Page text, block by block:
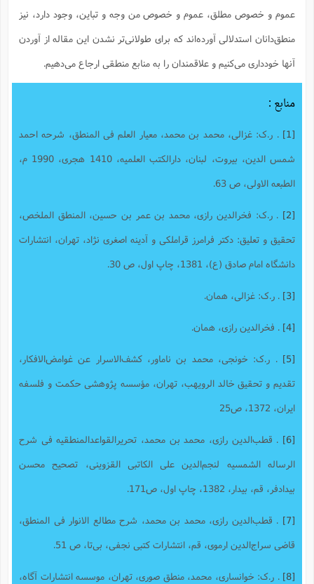
عموم و خصوص مطلق، عموم و خصوص من وجه و تباین، وجود دارد، نیز
منطق‌دانان استدلالی آورده‌اند که برای طولانی‌تر نشدن این مقاله از آوردن
آنها خودداری می‌کنیم و علاقمندان را به منابع منطقی ارجاع می‌دهیم.
منابع :
. ر.ک: غزالی، محمد بن محمد، معیار العلم فی المنطق، شرحه احمد
شمس الدین، بیروت، لبنان، دارالکتب العلمیه، 1410 هجری، 1990 م،
الطبعه الاولی، ص 63.
. ر.ک: فخرالدین رازی، محمد بن عمر بن حسین، المنطق الملخص،
تحقیق و تعلیق: دکتر فرامرز قراملکی و آدینه اصغری نژاد، تهران، انتشارات
دانشگاه امام صادق (ع)، 1381، چاپ اول، ص 30.
. ر.ک: غزالی، همان.
. فخرالدین رازی، همان.
. ر.ک: خونجی، محمد بن ناماور، کشف‌الاسرار عن غوامض‌الافکار‌‫،
تقدیم و تحقیق خالد الرویهب، تهران، مؤسسه پژوهشی حکمت و فلسفه
ایران، 1372، ص25
. ق‍طب‌ال‍دی‍ن‌ رازی‌، م‍ح‍م‍د ب‍ن‌ م‍ح‍م‍د، تحریر‌القواعد‌المنطقیه فی شرح‌
الرساله ‌الشمسیه لنجم‌الدین علی ‌الکاتبی ‌القزوینی، تصحیح محسن‌
بیدادفر، قم، بیدار، 1382، چاپ اول، ص171.
. ق‍طب‌ال‍دی‍ن‌ رازی‌، م‍ح‍م‍د ب‍ن‌ م‍ح‍م‍د، ش‍رح‌ م‍طال‍ع‌ الان‍وار فی‌ ال‍م‍ن‍طق،
ق‍اضی‌ س‍راج‌ال‍دی‍ن‌ ارم‍وی‌، قم، انتشارات کتبی نجفی، بی‌تا، ص 51.
. ر.ک: خوانساری، محمد، منطق صوری، تهران، موسسه انتشارات آگاه،